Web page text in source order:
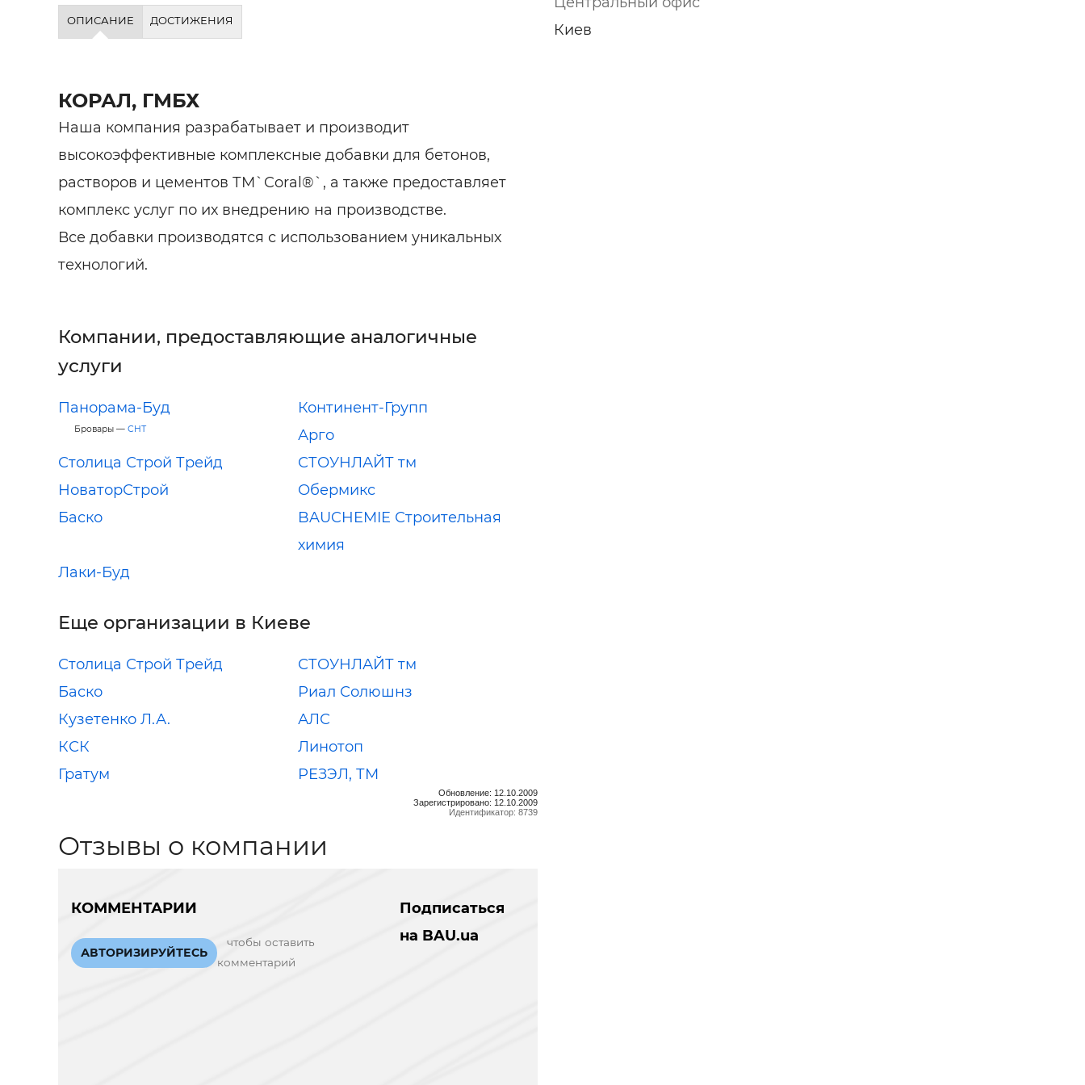
Кирпич, цемент, бетон,
ОПИСАНИЕ ДОСТИЖЕНИЯ
КОРАЛ, ГМБХ
Наша компания разрабатывает и производит
высокоэффективные комплексные добавки для бетонов,
растворов и цементов ТМ`Coral®`, а также предоставляет
комплекс услуг по их внедрению на производстве.
Все добавки производятся с использованием уникальных
технологий.
Компании, предоставляющие аналогичные
услуги
Панорама-Буд
Бровары — СНТ
Континент-Групп
Арго
Столица Строй Трейд
СТОУНЛАЙТ тм
НоваторСтрой
Обермикс
Баско
BAUCHEMIE Строительная
химия
Лаки-Буд
Еще организации в Киеве
Столица Строй Трейд
СТОУНЛАЙТ тм
Баско
Риал Солюшнз
Кузетенко Л.А.
АЛС
КСК
Линотоп
Гратум
РЕЗЭЛ, ТМ
Обновление: 12.10.2009
Зарегистрировано: 12.10.2009
Идентификатор: 8739
Отзывы о компании
КОММЕНТАРИИ
АВТОРИЗИРУЙТЕСЬ
чтобы оставить
комментарий
Подписаться
на BAU.ua
Киев